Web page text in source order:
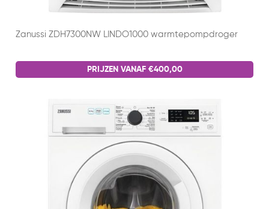
Zanussi ZDH7300NW LINDO1000 warmtepompdroger
PRIJZEN VANAF €400,00